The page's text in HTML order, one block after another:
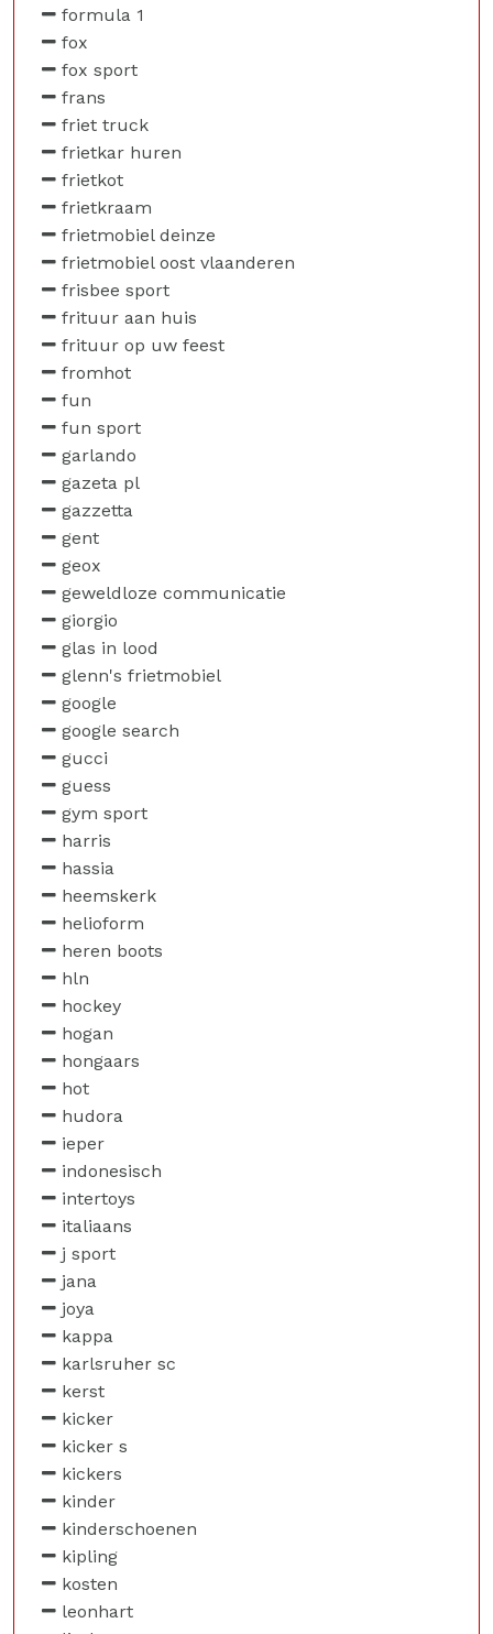
formula 1
fox
fox sport
frans
friet truck
frietkar huren
frietkot
frietkraam
frietmobiel deinze
frietmobiel oost vlaanderen
frisbee sport
frituur aan huis
frituur op uw feest
fromhot
fun
fun sport
garlando
gazeta pl
gazzetta
gent
geox
geweldloze communicatie
giorgio
glas in lood
glenn's frietmobiel
google
google search
gucci
guess
gym sport
harris
hassia
heemskerk
helioform
heren boots
hln
hockey
hogan
hongaars
hot
hudora
ieper
indonesisch
intertoys
italiaans
j sport
jana
joya
kappa
karlsruher sc
kerst
kicker
kicker s
kickers
kinder
kinderschoenen
kipling
kosten
leonhart